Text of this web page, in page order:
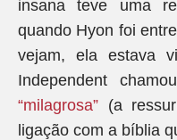
insana teve uma
quando Hyon foi
vejam, ela estava
Independent
“milagrosa” (a
ligação com a bíblia